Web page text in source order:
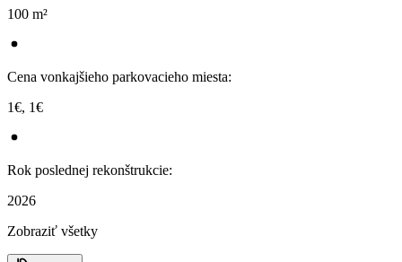
100 m²
Cena vonkajšieho parkovacieho miesta:
1€, 1€
Rok poslednej rekonštrukcie:
2026
Zobraziť všetky